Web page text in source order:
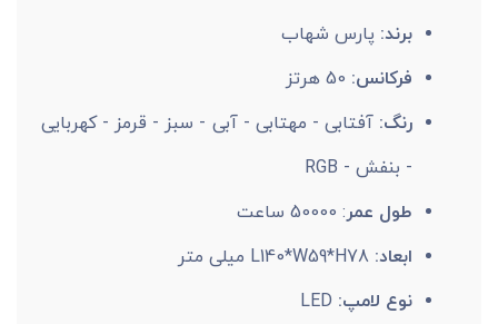
برند: پارس شهاب
فرکانس:
رنگ:آفتابی - مهتابی - آبی - سبز - قرمز - کهربایی
- بنفش - RGB
طول عمر: 50000 ساعت
ابعاد: L140*W59*H78 میلی متر
نوع لامپ: